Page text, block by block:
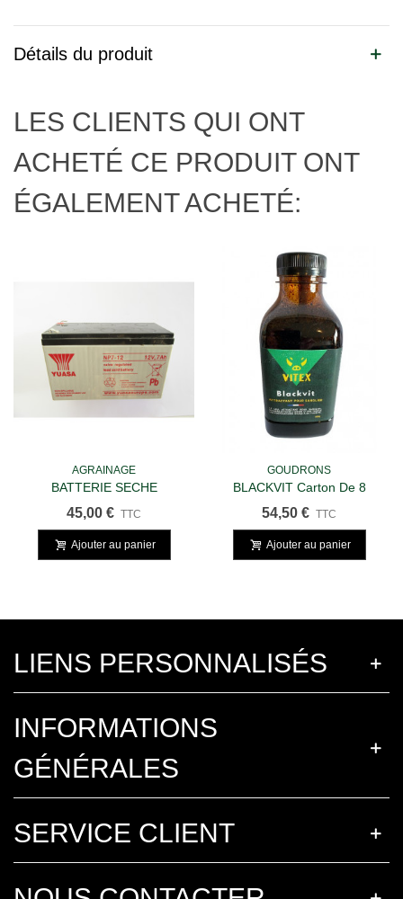
Détails du produit
LES CLIENTS QUI ONT
ACHETÉ CE PRODUIT ONT
ÉGALEMENT ACHETÉ:
AGRAINAGE
BATTERIE SECHE
45,00 € TTC
Ajouter au panier
GOUDRONS
BLACKVIT Carton De 8
Bouteilles De 500g
54,50 € TTC
Ajouter au panier
LIENS PERSONNALISÉS
INFORMATIONS
GÉNÉRALES
SERVICE CLIENT